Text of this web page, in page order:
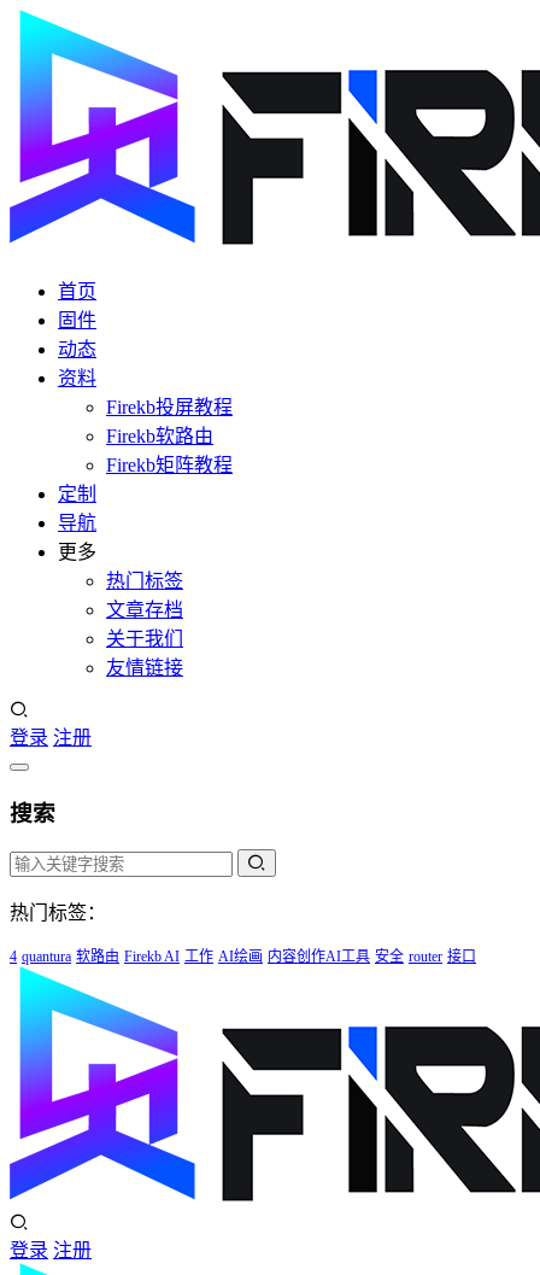
首页
固件
动态
资料
Firekb投屏教程
Firekb软路由
Firekb矩阵教程
定制
导航
更多
热门标签
文章存档
关于我们
友情链接
登录 注册
搜索
热门标签：
4 quantura 软路由 Firekb AI 工作 AI绘画 内容创作AI工具 安全 router 接口
登录 注册